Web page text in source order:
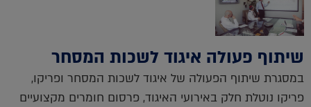
שיתוף פעולה איגוד לשכות המסחר
במסגרת שיתוף הפעולה של איגוד לשכות המסחר ופריקו,
פריקו נוטלת חלק באירועי האיגוד, פרסום חומרים מקצועיים